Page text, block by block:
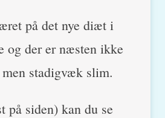
på det nye diæt i
og der er næsten ikke
stadigvæk slim.
på siden) kan du se